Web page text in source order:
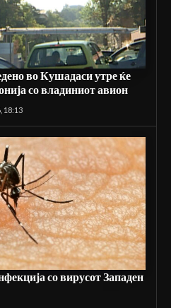
во Кушадаси утре ќе
со владиниот авион
18:13
со вирусот Западен